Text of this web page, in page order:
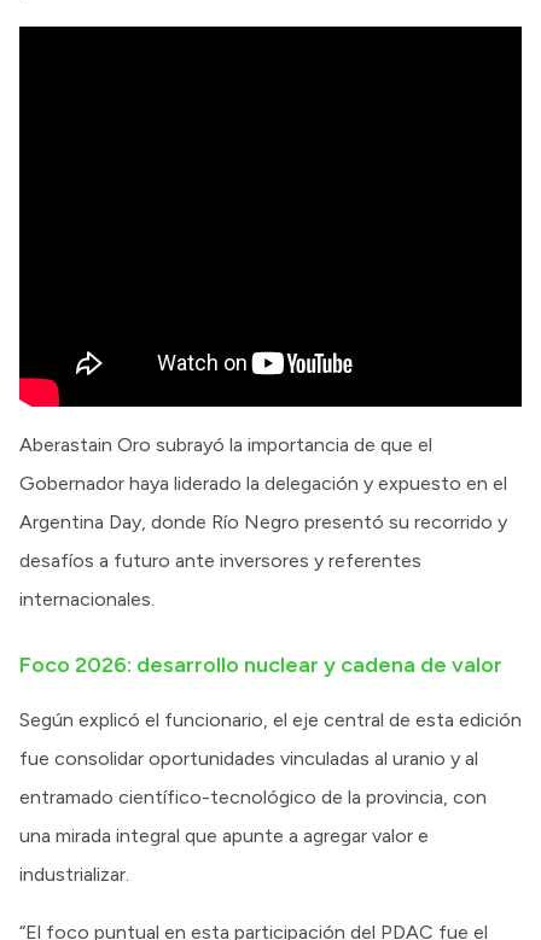
Aberastain Oro subrayó la importancia de que el
Gobernador haya liderado la delegación y expuesto en el
Argentina Day, donde Río Negro presentó su recorrido y
desafíos a futuro ante inversores y referentes
internacionales.
Foco 2026: desarrollo nuclear y cadena de valor
Según explicó el funcionario, el eje central de esta edición
fue consolidar oportunidades vinculadas al uranio y al
entramado científico-tecnológico de la provincia, con
una mirada integral que apunte a agregar valor e
industrializar.
“El foco puntual en esta participación del PDAC fue el